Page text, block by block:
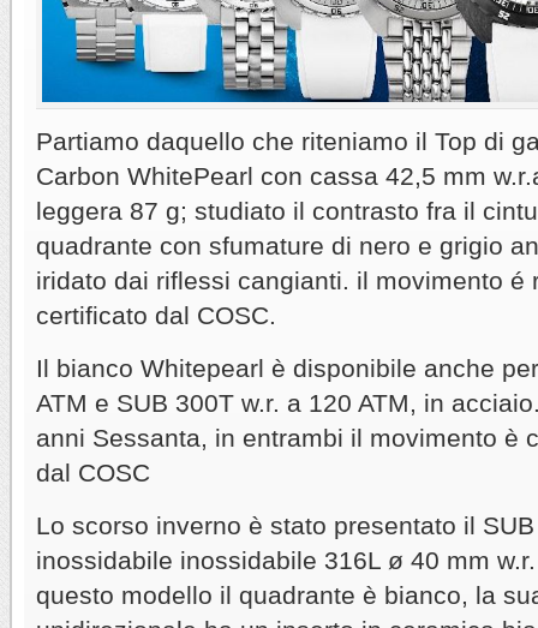
Partiamo daquello che riteniamo il Top di
Carbon WhitePearl con cassa 42,5 mm
leggera 87 g; studiato il contrasto fra il
quadrante con sfumature di nero e grigio
iridato dai riflessi cangianti. il movimento é
certificato dal COSC.
Il bianco Whitepearl è disponibile anche
ATM e SUB 300T w.r. a 120 ATM, in
anni Sessanta, in entrambi il movimento è
dal COSC
Lo scorso inverno è stato presentato il
inossidabile inossidabile 316L ø 40 mm
questo modello il quadrante è bianco, la